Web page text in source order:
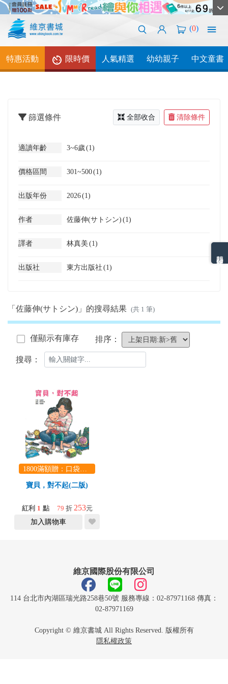
(0)
特惠活動 限時價 人氣精選 幼幼親子 中文童書
篩選條件 全部收合 清除條件
適讀年齡 3~6歲(1)
價格區間 301~500(1)
出版年份 2026(1)
作者 佐藤伸(サトシン)(1)
譯者 林真美(1)
出版社 東方出版社(1)
「佐藤伸(サトシン)」的搜尋結果 (共 1 筆)
僅顯示有庫存 排序：
搜尋：
1800滿額贈：口袋玩具一份（隨機出貨） (summer read)
寶貝，對不起(二版)
紅利 1 點 79 折 253元
加入購物車
維京國際股份有限公司
114 台北市內湖區瑞光路258巷50號 服務專線：02-87971168 傳真：
02-87971169
Copyright © 維京書城 All Rights Reserved. 版權所有
隱私權政策